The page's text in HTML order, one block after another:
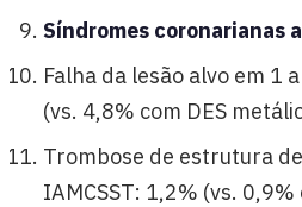
Síndromes coronarianas
Falha da lesão alvo em 1
(vs. 4,8% com DES
Trombose de estrutura
IAMCSST: 1,2% (vs.